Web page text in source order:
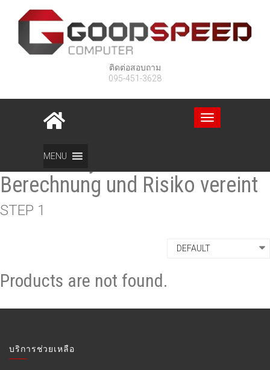
ติดต่อสอบถาม
095-451-3628
Toggle
navigation
MENU
Wie das Wyns Casino
Berechnung und Risiko vereint
STEP 1
Products are not found.
บริการช่วยเหลือ